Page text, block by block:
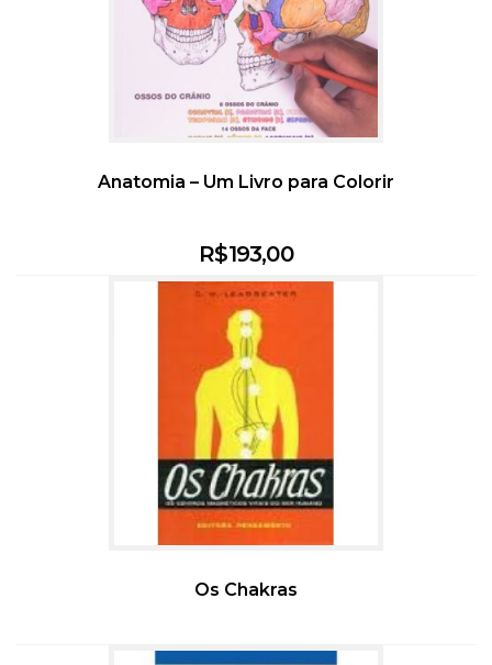
Anatomia – Um Livro para Colorir
R$193,00
Os Chakras